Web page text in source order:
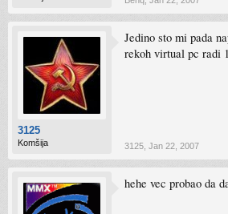
3125
Komšija
Jedino sto mi pada
rekoh virtual pc radi
3125 Jan 22, 2007
hehe vec probao da